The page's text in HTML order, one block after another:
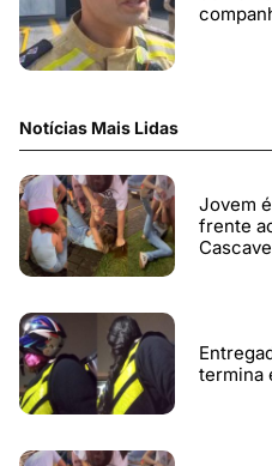
Notícias Mais Lidas
Jovem
frente
termina